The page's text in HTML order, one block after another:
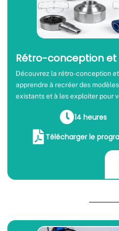
Rétro-conception
Découvrez la rétro-conception
apprendre à recréer des
existants et à les exploiter pour
14 heures
Télécharger le